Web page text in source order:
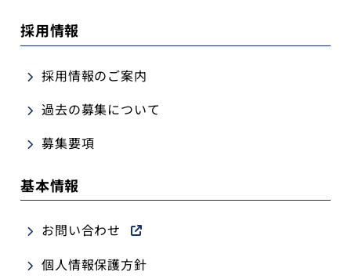
採用情報
採用情報のご案内
過去の募集について
募集要項
基本情報
お問い合わせ
個人情報保護方針